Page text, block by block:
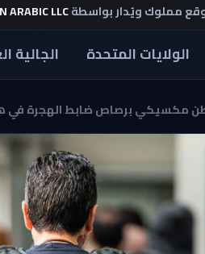
مملوك ويُدار بواسطةARABIC LLC
الولايات المتحدة الجالية
مكسيكي برصاص ضابط الهجرة في